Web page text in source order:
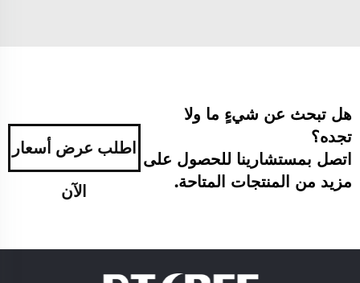
هل تبحث عن شيءٍ ما ولا
تجده؟
اتصل بمستشارينا للحصول على
مزيد من المنتجات المتاحة.
اطلب عرض أسعار
الآن